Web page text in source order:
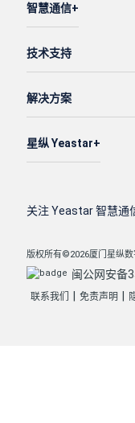
智慧通信
技术支持
解决方案
星纵 Yeastar
关注 Yeastar 智慧通
版权所有©2026厦门星纵数
闽公网安备
联系我们 | 免责声明 |